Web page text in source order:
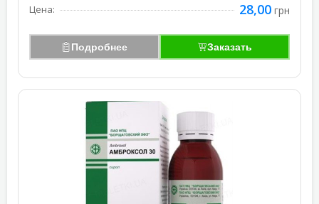
Цена: 28,00 грн
Подробнее Заказать